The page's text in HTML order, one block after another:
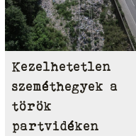
Kezelhetetlen
szeméthegyek a
török
partvidéken